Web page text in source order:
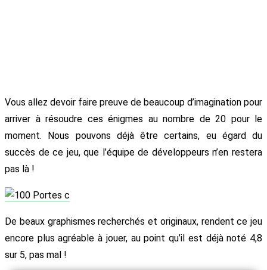
Vous allez devoir faire preuve de beaucoup d’imagination pour
arriver à résoudre ces énigmes au nombre de 20 pour le
moment. Nous pouvons déjà être certains, eu égard du
succès de ce jeu, que l’équipe de développeurs n’en restera
pas là !
De beaux graphismes recherchés et originaux, rendent ce jeu
encore plus agréable à jouer, au point qu’il est déjà noté 4,8
sur 5, pas mal !